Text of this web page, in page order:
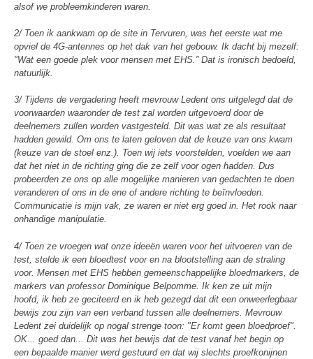
alsof we probleemkinderen waren.
2/ Toen ik aankwam op de site in Tervuren, was het eerste wat me
opviel de 4G-antennes op het dak van het gebouw. Ik dacht bij mezelf:
"Wat een goede plek voor mensen met EHS.” Dat is ironisch bedoeld,
natuurlijk.
3/ Tijdens de vergadering heeft mevrouw Ledent ons uitgelegd dat de
voorwaarden waaronder de test zal worden uitgevoerd door de
deelnemers zullen worden vastgesteld. Dit was wat ze als resultaat
hadden gewild. Om ons te laten geloven dat de keuze van ons kwam
(keuze van de stoel enz.). Toen wij iets voorstelden, voelden we aan
dat het niet in de richting ging die ze zelf voor ogen hadden. Dus
probeerden ze ons op alle mogelijke manieren van gedachten te doen
veranderen of ons in de ene of andere richting te beïnvloeden.
Communicatie is mijn vak, ze waren er niet erg goed in. Het rook naar
onhandige manipulatie.
4/ Toen ze vroegen wat onze ideeën waren voor het uitvoeren van de
test, stelde ik een bloedtest voor en na blootstelling aan de straling
voor. Mensen met EHS hebben gemeenschappelijke bloedmarkers, de
markers van professor Dominique Belpomme. Ik ken ze uit mijn
hoofd, ik heb ze geciteerd en ik heb gezegd dat dit een onweerlegbaar
bewijs zou zijn van een verband tussen alle deelnemers. Mevrouw
Ledent zei duidelijk op nogal strenge toon: "Er komt geen bloedproef".
OK... goed dan... Dit was het bewijs dat de test vanaf het begin op
een bepaalde manier werd gestuurd en dat wij slechts proefkonijnen